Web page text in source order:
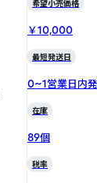
希望小売価格
￥10,000
最短発送日
0~1営業日内
在庫
89個
税率